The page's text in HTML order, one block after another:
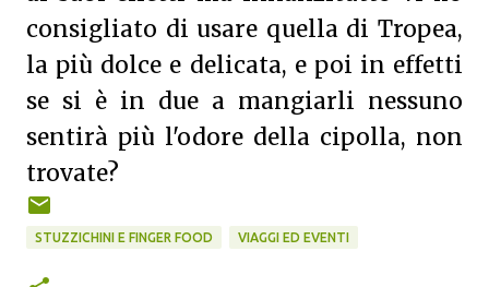
consigliato di usare quella di Tropea,
la più dolce e delicata, e poi in effetti
se si è in due a mangiarli nessuno
sentirà più l'odore della cipolla, non
trovate?
STUZZICHINI E FINGER FOOD VIAGGI ED EVENTI